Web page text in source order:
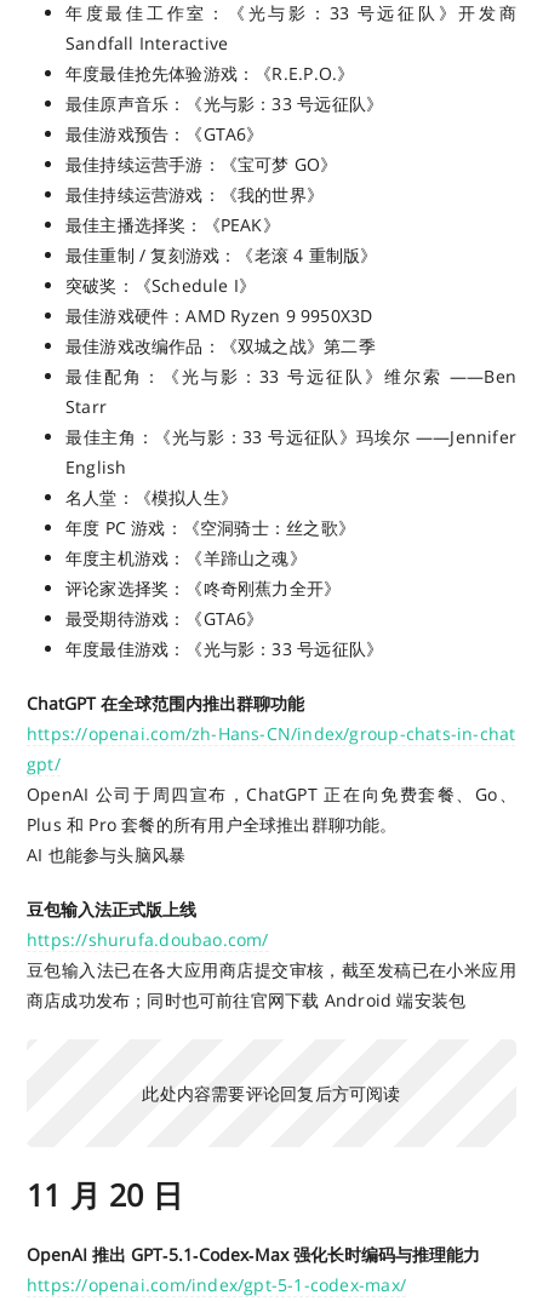
年度最佳工作室：《光与影：33 号远征队》开发商
Sandfall Interactive
年度最佳抢先体验游戏：《R.E.P.O.》
最佳原声音乐：《光与影：33 号远征队》
最佳游戏预告：《GTA6》
最佳持续运营手游：《宝可梦 GO》
最佳持续运营游戏：《我的世界》
最佳主播选择奖：《PEAK》
最佳重制 / 复刻游戏：《老滚 4 重制版》
突破奖：《Schedule I》
最佳游戏硬件：AMD Ryzen 9 9950X3D
最佳游戏改编作品：《双城之战》第二季
最佳配角：《光与影：33 号远征队》维尔索 ——Ben
Starr
最佳主角：《光与影：33 号远征队》玛埃尔 ——Jennifer
English
名人堂：《模拟人生》
年度 PC 游戏：《空洞骑士：丝之歌》
年度主机游戏：《羊蹄山之魂》
评论家选择奖：《咚奇刚蕉力全开》
最受期待游戏：《GTA6》
年度最佳游戏：《光与影：33 号远征队》
ChatGPT 在全球范围内推出群聊功能
https://openai.com/zh-Hans-CN/index/group-chats-in-chat
gpt/
OpenAI 公司于周四宣布，ChatGPT 正在向免费套餐、Go、
Plus 和 Pro 套餐的所有用户全球推出群聊功能。
AI 也能参与头脑风暴
豆包输入法正式版上线
https://shurufa.doubao.com/
豆包输入法已在各大应用商店提交审核，截至发稿已在小米应用
商店成功发布；同时也可前往官网下载 Android 端安装包
此处内容需要评论回复后方可阅读
11 月 20 日
OpenAI 推出 GPT‑5.1‑Codex‑Max 强化长时编码与推理能力
https://openai.com/index/gpt-5-1-codex-max/